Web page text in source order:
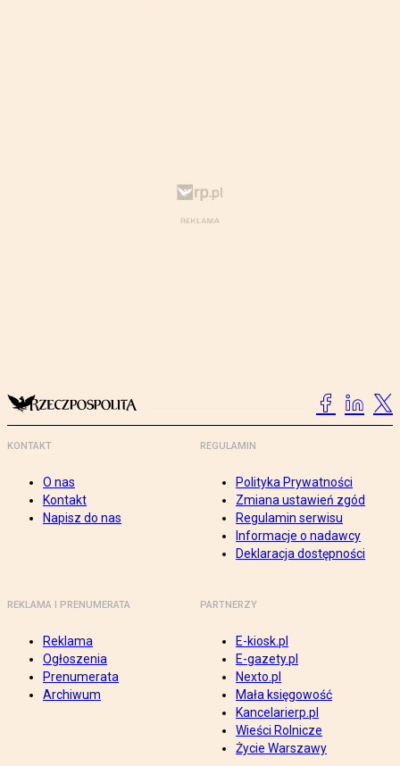
KONTAKT
O nas
Kontakt
Napisz do nas
REGULAMIN
Polityka Prywatności
Zmiana ustawień zgód
Regulamin serwisu
Informacje o nadawcy
Deklaracja dostępności
REKLAMA I PRENUMERATA
Reklama
Ogłoszenia
Prenumerata
Archiwum
PARTNERZY
E-kiosk.pl
E-gazety.pl
Nexto.pl
Mała księgowość
Kancelarierp.pl
Wieści Rolnicze
Życie Warszawy